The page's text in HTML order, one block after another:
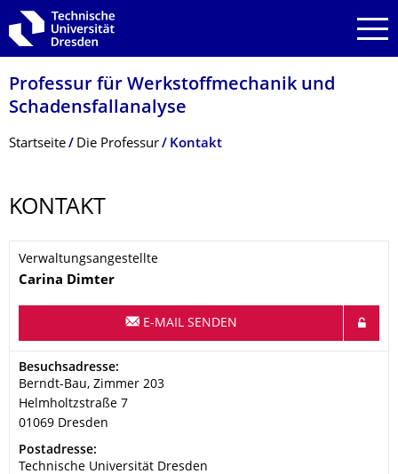
Zur Hauptnavigation springen
Zur Suche springen
Zum Inhalt springen
Professur für Werkstoffmechanik und
Schadensfallanaly­se
Breadcrumb-Menü
Startseite Die Professur Kontakt
KONTAKT
Verwaltungsangestellte
Name
Carina Dimter
E-MAIL SENDEN
Adresse
Besuchsadresse:
Berndt-Bau, Zimmer 203
Helmholtzstraße 7
01069 Dresden
Adresse
Postadresse:
Technische Universität Dresden